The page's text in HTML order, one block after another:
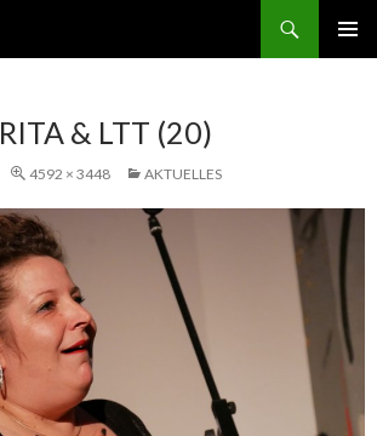
RITA & LTT (20)
4592 × 3448 AKTUELLES